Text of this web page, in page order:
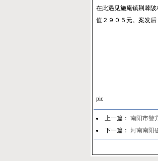
在此遇见施庵镇荆棘
值２９０５元。案发
pic
上一篇： 南阳市警
下一篇： 河南南阳